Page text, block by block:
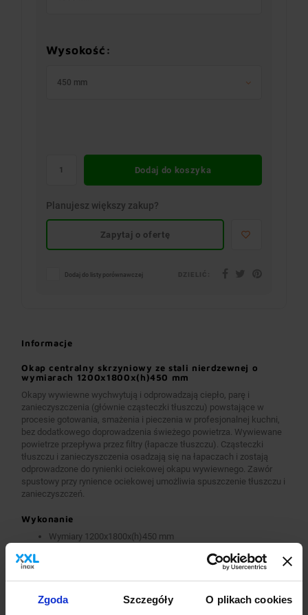
Zgoda Szczegóły O plikach cookies
Wysokość:
450 mm
Dodaj do koszyka
Planujesz większy zakup?
Zapytaj o ofertę
Dodaj do listy porównawczej
Informacje
Okap centralny skrzyniowy ze stali nierdzewnej o
wymiarach 1200x1800x(h)450 mm
Okapy wywiewne wychwytują i odprowadzają ciepło, parę i
zanieczyszczenia (głównie cząsteczki tłuszczu) powstające w
procesie gotowania, smażenia i pieczenia w profesjonalnej kuchni,
bez dodatkowego doprowadzenia świeżego powietrza. Wywiewane
powietrze przepływa przez filtry (łapacze tłuszczu). Cząsteczki
tłuszczu i zanieczyszczenia osadzają się na łapaczach i zostają
odprowadzone do rynienki ociekowej okapu wywiewnego. Zawór
spustowy przy rynience ociekowej umożliwia spuszczenie tłuszczu i
zanieczyszczeń.
Wykonanie
Wymiary 1200x1800x(h)450 mm
Okapy wywiewne o wymiarach A>2600 mm wykonane są w
wersji łączonej (skręcanej) z dwóch lub więcej przelotowych
Okapy wyposażone są w system otworów i zawiesi